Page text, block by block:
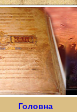
Головна